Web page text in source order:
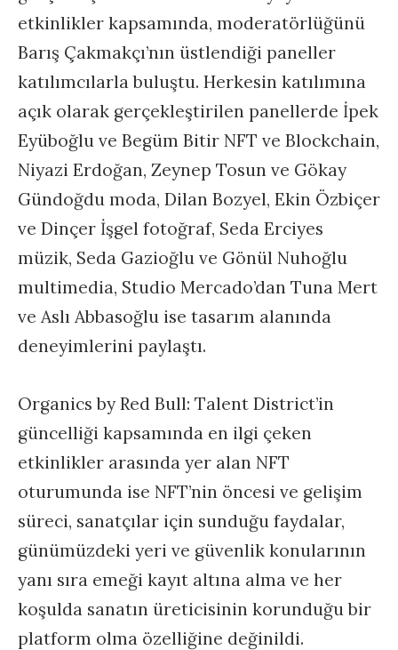
etkinlikler kapsamında, moderatörlüğünü
Barış Çakmakçı’nın üstlendiği paneller
katılımcılarla buluştu. Herkesin katılımına
açık olarak gerçekleştirilen panellerde İpek
Eyüboğlu ve Begüm Bitir NFT ve Blockchain,
Niyazi Erdoğan, Zeynep Tosun ve Gökay
Gündoğdu moda, Dilan Bozyel, Ekin Özbiçer
ve Dinçer İşgel fotoğraf, Seda Erciyes
müzik, Seda Gazioğlu ve Gönül Nuhoğlu
multimedia, Studio Mercado’dan Tuna Mert
ve Aslı Abbasoğlu ise tasarım alanında
deneyimlerini paylaştı.
Organics by Red Bull: Talent District’in
güncelliği kapsamında en ilgi çeken
etkinlikler arasında yer alan NFT
oturumunda ise NFT’nin öncesi ve gelişim
süreci, sanatçılar için sunduğu faydalar,
günümüzdeki yeri ve güvenlik konularının
yanı sıra emeği kayıt altına alma ve her
koşulda sanatın üreticisinin korunduğu bir
platform olma özelliğine değinildi.